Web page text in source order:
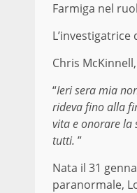
Farmiga nel
Chris
“Ieri sera mia
rideva fino alla
vita e onorare la
tutti. ”
Nata il 31
paranormale,